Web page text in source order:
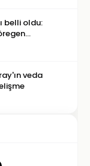
belli oldu:
veda